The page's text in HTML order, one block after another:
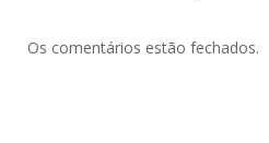
Os comentários estão fechados.